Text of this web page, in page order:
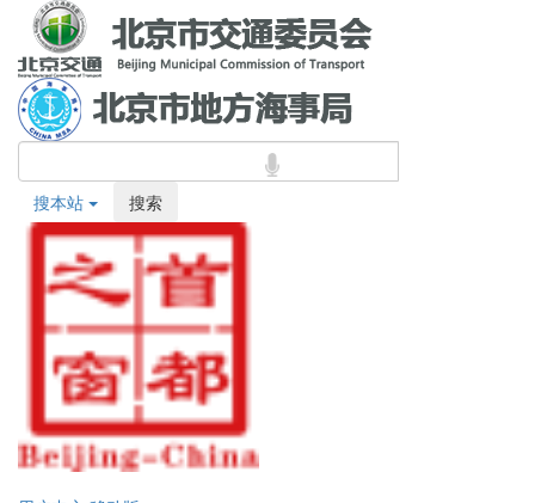
搜本站 搜索